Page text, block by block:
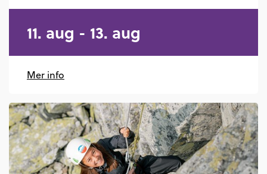
11. aug - 13. aug
Mer info